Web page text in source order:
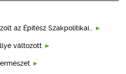
az Építész Szakpolitikai…
változott